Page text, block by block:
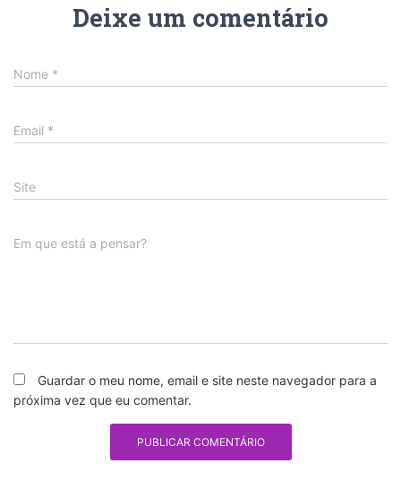
Deixe um comentário
Nome *
Email *
Site
Em que está a pensar?
Guardar o meu nome, email e site neste navegador para a
próxima vez que eu comentar.